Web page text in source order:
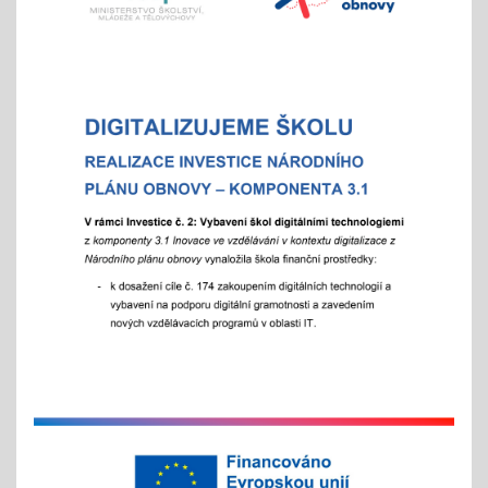
aneb "Kam na střední?"
pedagogy a školním parlamentem
- od 16 hod.
Adaptační týden - tradiční
01.09.2025
- celoškoní akce 1.- 5. 9./ aktivity pro zlepšení
komunikace a sociálního klima
tradiční červnové akce
inovativní vzdělávání